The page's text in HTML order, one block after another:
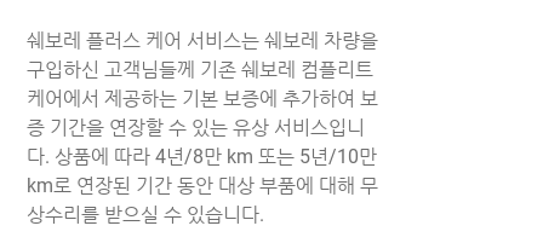
쉐보레 플러스 케어 서비스는 쉐보레 차량을
구입하신 고객님들께 기존 쉐보레 컴플리트
케어에서 제공하는 기본 보증에 추가하여 보
증 기간을 연장할 수 있는 유상 서비스입니
다. 상품에 따라 4년/8만 km 또는 5년/10만
km로 연장된 기간 동안 대상 부품에 대해 무
상수리를 받으실 수 있습니다.